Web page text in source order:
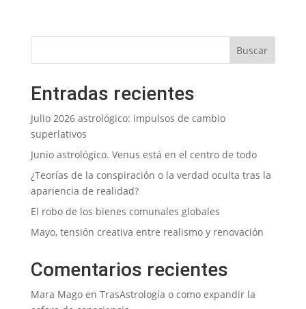
Entradas recientes
Julio 2026 astrológico: impulsos de cambio
superlativos
Junio astrológico. Venus está en el centro de todo
¿Teorías de la conspiración o la verdad oculta tras la
apariencia de realidad?
El robo de los bienes comunales globales
Mayo, tensión creativa entre realismo y renovación
Comentarios recientes
Mara Magoen TrasAstrología o como expandir la